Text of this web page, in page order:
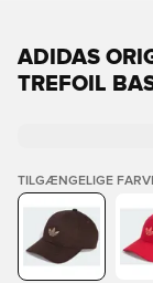
ADIDAS
TREFOIL
TILGÆNGELIGE